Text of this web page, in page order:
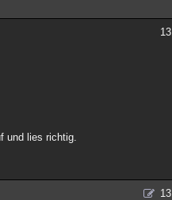
und lies richtig.